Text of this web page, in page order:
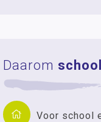
Daarom
Voor school